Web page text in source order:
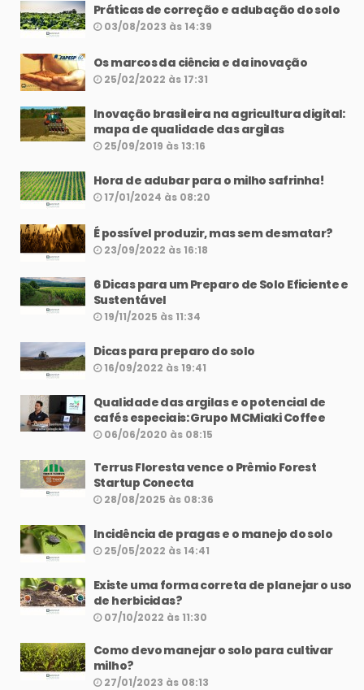
Práticas de correção e adubação do solo
03/08/2023 às 14:39
Os marcos da ciência e da inovação
25/02/2022 às 17:31
Inovação brasileira na agricultura digital:
mapa de qualidade das argilas
25/09/2019 às 13:16
Hora de adubar para o milho safrinha!
17/01/2024 às 08:20
É possível produzir, mas sem desmatar?
23/09/2022 às 16:18
6 Dicas para um Preparo de Solo Eficiente e
Sustentável
19/11/2025 às 11:34
Dicas para preparo do solo
16/09/2022 às 19:41
Qualidade das argilas e o potencial de
cafés especiais: Grupo MCMiaki Coffee
06/06/2020 às 08:15
Terrus Floresta vence o Prêmio Forest
Startup Conecta
28/08/2025 às 08:36
Incidência de pragas e o manejo do solo
25/05/2022 às 14:41
Existe uma forma correta de planejar o uso
de herbicidas?
07/10/2022 às 11:30
Como devo manejar o solo para cultivar
milho?
27/01/2023 às 08:13